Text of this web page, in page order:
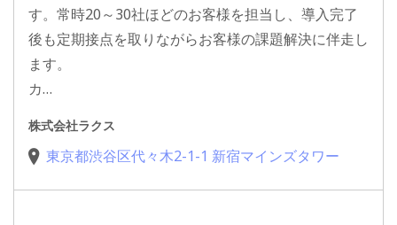
す。常時20～30社ほどのお客様を担当し、導入完了
後も定期接点を取りながらお客様の課題解決に伴走し
ます。
カ…
株式会社ラクス
東京都渋谷区代々木2-1-1 新宿マインズタワー